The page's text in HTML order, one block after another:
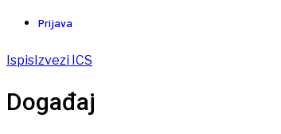
Prijava
IspisIzvezi ICS
Događaj